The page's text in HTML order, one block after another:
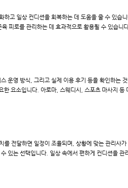
고 일상 컨디션을 회복하는 데 도움을 줄 수 있습니
피로를 관리하는 데 효과적으로 활용될 수 있습니
운영 방식, 그리고 실제 이용 후기 등을 확인하는 것
한 요소입니다. 아로마, 스웨디시, 스포츠 마사지 등
전달하면 일정이 조율되며, 상황에 맞는 관리사가
있는 선택입니다. 일상 속에서 편하게 컨디션을